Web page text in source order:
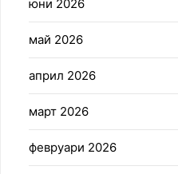
юни 2026
май 2026
април 2026
март 2026
февруари 2026